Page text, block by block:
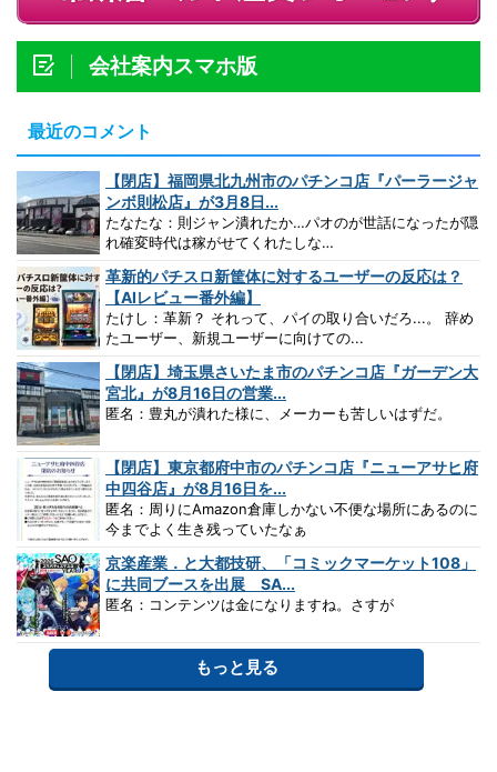
会社案内スマホ版
最近のコメント
【閉店】福岡県北九州市のパチンコ店『パーラージャ
ンボ則松店』が3月8日...
たなたな：則ジャン潰れたか…パオのが世話になったが隠
れ確変時代は稼がせてくれたしな…
革新的パチスロ新筐体に対するユーザーの反応は？
【AIレビュー番外編】
たけし：革新？ それって、パイの取り合いだろ...。 辞め
たユーザー、新規ユーザーに向けての...
【閉店】埼玉県さいたま市のパチンコ店『ガーデン大
宮北』が8月16日の営業...
匿名：豊丸が潰れた様に、メーカーも苦しいはずだ。
【閉店】東京都府中市のパチンコ店『ニューアサヒ府
中四谷店』が8月16日を...
匿名：周りにAmazon倉庫しかない不便な場所にあるのに
今までよく生き残っていたなぁ
京楽産業．と大都技研、「コミックマーケット108」
に共同ブースを出展 SA...
匿名：コンテンツは金になりますね。さすが
もっと見る